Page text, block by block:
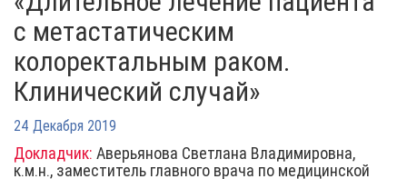
с метастатическим
колоректальным раком.
Клинический случай»
24 Декабря 2019
Докладчик: Аверьянова Светлана Владимировна,
к.м.н., заместитель главного врача по медицинской